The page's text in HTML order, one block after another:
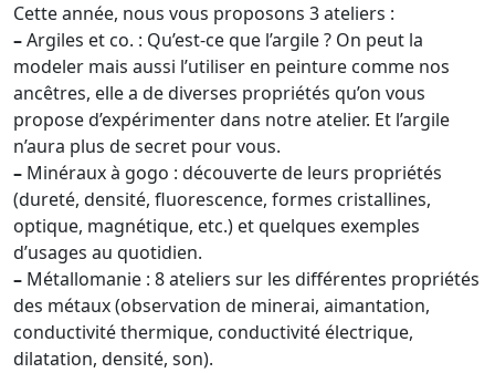
Cette année, nous vous proposons 3 ateliers :
–Argiles et co. : Qu’est-ce que l’argile ? On peut la
modeler mais aussi l’utiliser en peinture comme nos
ancêtres, elle a de diverses propriétés qu’on vous
propose d’expérimenter dans notre atelier. Et l’argile
n’aura plus de secret pour vous.
– Minéraux à gogo : découverte de leurs propriétés
(dureté, densité, fluorescence, formes cristallines,
optique, magnétique, etc.) et quelques exemples
d’usages au quotidien.
– Métallomanie : 8 ateliers sur les différentes propriétés
des métaux (observation de minerai, aimantation,
conductivité thermique, conductivité électrique,
dilatation, densité, son).